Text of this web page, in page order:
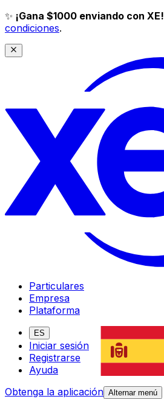
✨ ¡Gana $1000 enviando con XE!
condiciones.
Particulares
Empresa
Plataforma
ES
Iniciar sesión
Registrarse
Ayuda
Obtenga la aplicación Alternar menú